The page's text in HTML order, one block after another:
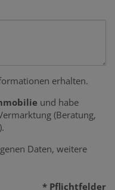
erhalten.
und habe
(Beratung,
Daten, weitere
* Pflichtfelder